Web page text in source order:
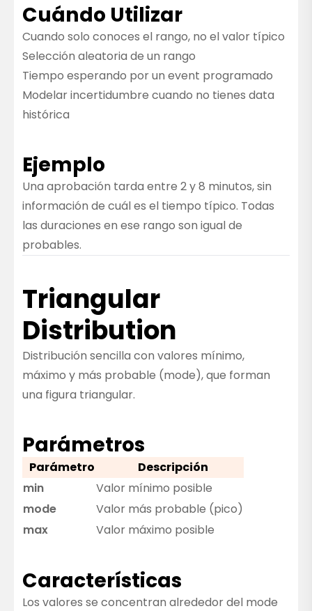
Cuándo Utilizar
Cuando solo conoces el rango, no el valor típico
Selección aleatoria de un rango
Tiempo esperando por un event programado
Modelar incertidumbre cuando no tienes data
histórica
Ejemplo
Una aprobación tarda entre 2 y 8 minutos, sin
información de cuál es el tiempo típico. Todas
las duraciones en ese rango son igual de
probables.
Triangular
Distribution
Distribución sencilla con valores mínimo,
máximo y más probable (mode), que forman
una figura triangular.
Parámetros
Parámetro
Descripción
min
Valor mínimo posible
mode
Valor más probable (pico)
max
Valor máximo posible
Características
Los valores se concentran alrededor del mode